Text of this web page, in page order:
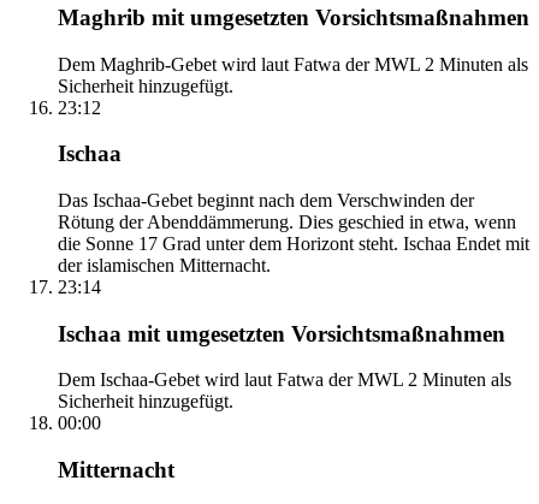
Maghrib mit umgesetzten Vorsichtsmaßnahmen
Dem Maghrib-Gebet wird laut Fatwa der MWL 2 Minuten als
Sicherheit hinzugefügt.
23:12
Ischaa
Das Ischaa-Gebet beginnt nach dem Verschwinden der
Rötung der Abenddämmerung. Dies geschied in etwa, wenn
die Sonne 17 Grad unter dem Horizont steht. Ischaa Endet mit
der islamischen Mitternacht.
23:14
Ischaa mit umgesetzten Vorsichtsmaßnahmen
Dem Ischaa-Gebet wird laut Fatwa der MWL 2 Minuten als
Sicherheit hinzugefügt.
00:00
Mitternacht